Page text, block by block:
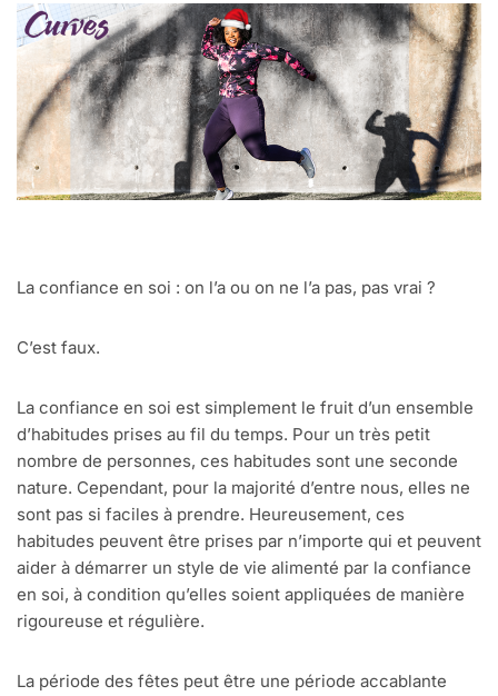
La confiance en soi : on l’a ou on ne l’a pas, pas vrai ?
C’est faux.
La confiance en soi est simplement le fruit d’un ensemble
d’habitudes prises au fil du temps. Pour un très petit
nombre de personnes, ces habitudes sont une seconde
nature. Cependant, pour la majorité d’entre nous, elles ne
sont pas si faciles à prendre. Heureusement, ces
habitudes peuvent être prises par n’importe qui et peuvent
aider à démarrer un style de vie alimenté par la confiance
en soi, à condition qu’elles soient appliquées de manière
rigoureuse et régulière.
La période des fêtes peut être une période accablante